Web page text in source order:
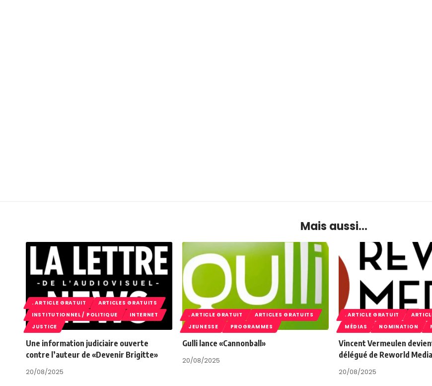
Mais aussi...
. ARTICLE GRATUIT
ARTICLES GRATUITS
INSTITUTIONNEL / POLITIQUE
INTERNET
JUSTICE
Une information judiciaire ouverte
contre l’auteur de «Devenir Brigitte»
20/08/2025
. ARTICLE GRATUIT
ARTICLES GRATUITS
JEUNESSE
PROGRAMMES
Gulli lance «Cannonball»
20/08/2025
. ARTICLE GRATUIT
MÉDIAS
NOMINATION
Vincent Vermeulen
délégué de Reworld
20/08/2025